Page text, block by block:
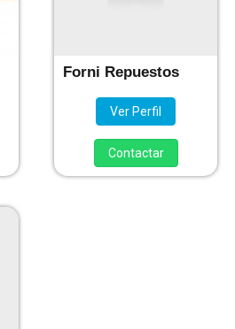
Forni Repuestos
Ver Perfil
Contactar